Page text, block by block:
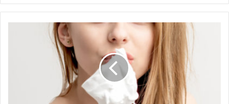
nærmere allerede i dag.